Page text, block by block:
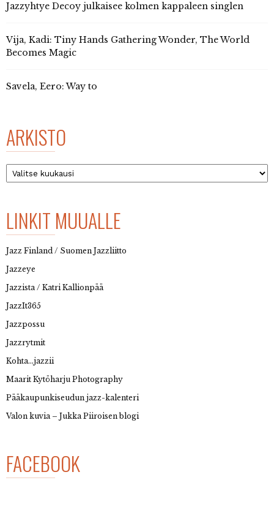
Jazzyhtye Decoy julkaisee kolmen kappaleen singlen
Vija, Kadi: Tiny Hands Gathering Wonder, The World
Becomes Magic
Savela, Eero: Way to
ARKISTO
Arkisto
LINKIT MUUALLE
Jazz Finland / Suomen Jazzliitto
Jazzeye
Jazzista / Katri Kallionpää
JazzIt365
Jazzpossu
Jazzrytmit
Kohta…jazzii
Maarit Kytöharju Photography
Pääkaupunkiseudun jazz-kalenteri
Valon kuvia – Jukka Piiroisen blogi
FACEBOOK